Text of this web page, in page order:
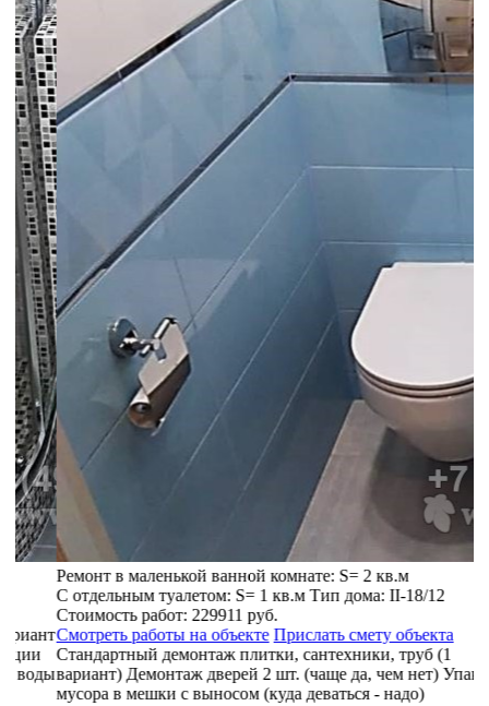
Ремонт в маленькой ванной комнате: S= 2 кв.м
С отдельным туалетом: S= 1 кв.м Тип дома:II-18/12
Стоимость работ:229911 руб.
Смотреть работы на объекте Прислать смету объекта
Стандартный демонтаж плитки, сантехники, труб (1
вариант) Демонтаж дверей 2 шт. (чаще да, чем нет) Упаковка
мусора в мешки с выносом (куда деваться - надо)